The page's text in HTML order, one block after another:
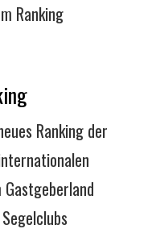
Ranking
Ranking der